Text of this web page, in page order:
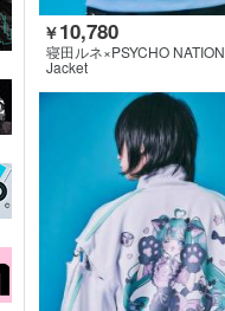
￥10,780
寝田ルネ×PSYCHO NATION
Jacket